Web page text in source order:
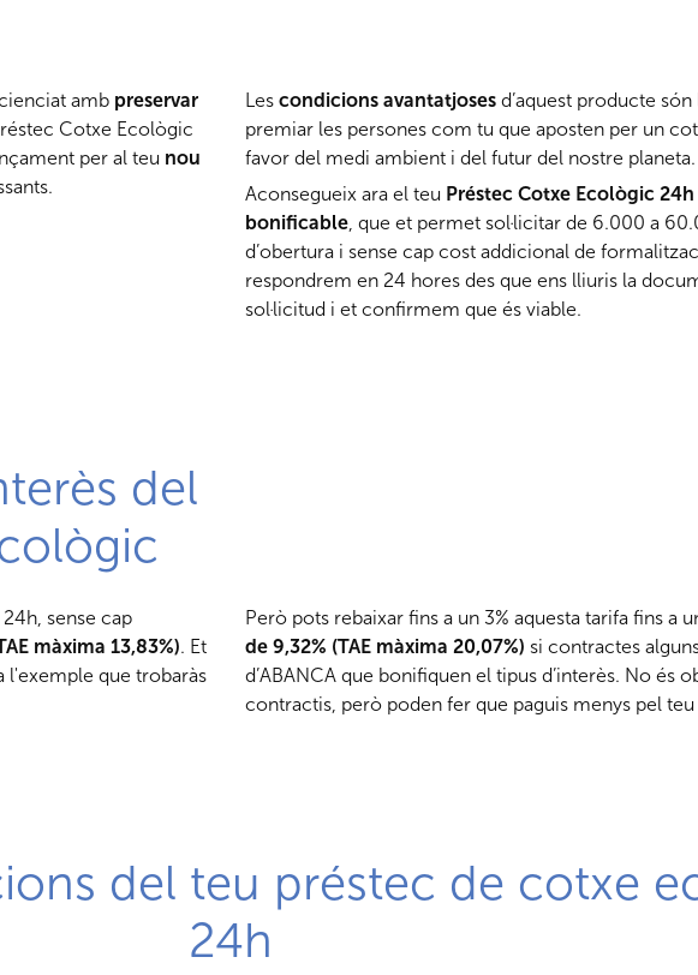
amb preservar
Cotxe Ecològic
per al teu nou
Les condicions avantatjoses d’aquest producte
premiar les persones com tu que aposten per un
favor del medi ambient i del futur del nostre planeta.
Aconsegueix ara el teu Préstec Cotxe Ecològic 24h
bonificable, que et permet sol·licitar de 6.000 a
d’obertura i sense cap cost addicional de
respondrem en 24 hores des que ens lliuris la
sol·licitud i et confirmem que és viable.
del
sense cap
màxima 13,83%). Et
l'exemple que trobaràs
Però pots rebaixar fins a un 3% aquesta tarifa fins a
de 9,32% (TAE màxima 20,07%) si contractes
d’ABANCA que bonifiquen el tipus d’interès. No és
contractis, però poden fer que paguis menys pel
del teu préstec de cotxe
24h